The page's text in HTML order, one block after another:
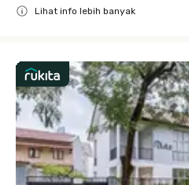
Lihat info lebih banyak